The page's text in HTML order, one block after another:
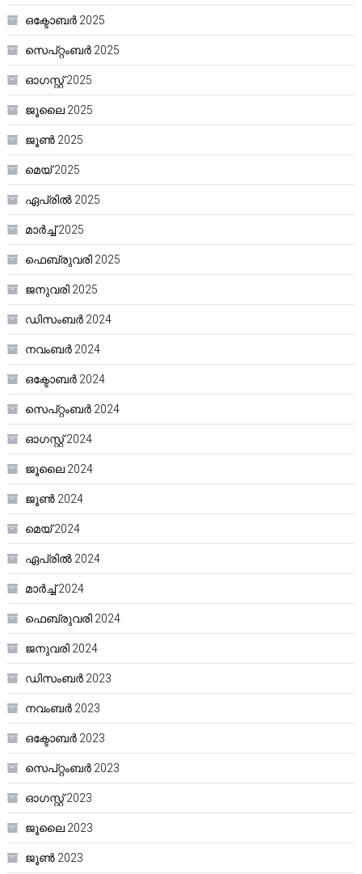
ഒക്ടോബർ 2025
സെപ്റ്റംബർ 2025
ഓഗസ്റ്റ്‌ 2025
ജൂലൈ 2025
ജൂൺ 2025
മെയ്‌ 2025
ഏപ്രിൽ 2025
മാർച്ച്‌ 2025
ഫെബ്രുവരി 2025
ജനുവരി 2025
ഡിസംബർ 2024
നവംബർ 2024
ഒക്ടോബർ 2024
സെപ്റ്റംബർ 2024
ഓഗസ്റ്റ്‌ 2024
ജൂലൈ 2024
ജൂൺ 2024
മെയ്‌ 2024
ഏപ്രിൽ 2024
മാർച്ച്‌ 2024
ഫെബ്രുവരി 2024
ജനുവരി 2024
ഡിസംബർ 2023
നവംബർ 2023
ഒക്ടോബർ 2023
സെപ്റ്റംബർ 2023
ഓഗസ്റ്റ്‌ 2023
ജൂലൈ 2023
ജൂൺ 2023